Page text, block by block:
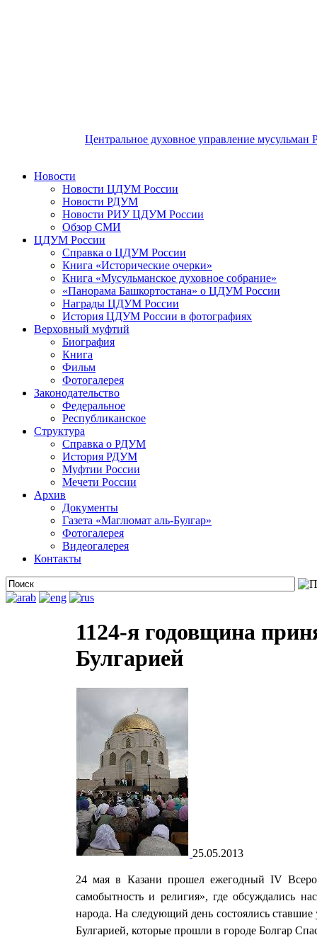
Центральное духовное управление мусульман
Новости
Новости ЦДУМ России
Новости РДУМ
Новости РИУ ЦДУМ России
Обзор СМИ
ЦДУМ России
Справка о ЦДУМ России
Книга «Исторические очерки»
Книга «Мусульманское духовное собрание»
«Панорама Башкортостана» о ЦДУМ России
Награды ЦДУМ России
История ЦДУМ России в фотографиях
Верховный муфтий
Биография
Книга
Фильм
Фотогалерея
Законодательство
Федеральное
Республиканское
Структура
Справка о РДУМ
История РДУМ
Муфтии России
Мечети России
Архив
Документы
Газета «Маглюмат аль-Булгар»
Фотогалерея
Видеогалерея
Контакты
1124-я годовщина
Булгарией
25.05.2013
24 мая в Казани прошел ежегодный IV
самобытность и религия», где обсуждались
народа. На следующий день состоялись
Булгарией, которые прошли в городе Болгар